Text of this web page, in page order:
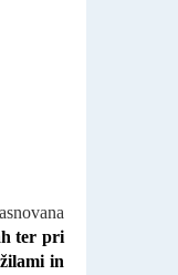
ter pri
in